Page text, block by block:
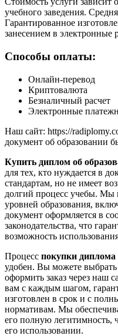
учебного заведения.
Гарантированное
занесением в электронные
Способы оплаты:
Онлайн-перевод
Криптовалюта
Безналичный расчет
Электронные
Наш сайт: https://
документ об образовании
Купить диплом об
для тех, кто нуждается в
стандартам, но не имеет
долгий процесс учебы. Мы
уровней образования,
документ оформляется в
законодательства, что
возможность
Процесс покупки диплома
удобен. Вы можете
оформить заказ через наш
вам с каждым шагом,
изготовлен в срок и с
нормативам. Мы
его полную легитимность,
его использовании.